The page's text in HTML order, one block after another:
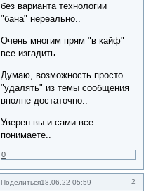
без варианта технологии
"бана" нереально..
Очень многим прям "в кайф"
все изгадить..
Думаю, возможность просто
"удалять" из темы сообщения
вполне достаточно..
Уверен вы и сами все
понимаете..
0
Поделиться 2
18.06.22 05:59